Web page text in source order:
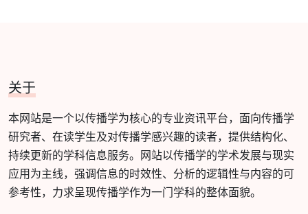
关于
本网站是一个以传播学为核心的专业资讯平台，面向传播学
研究者、在读学生及对传播学感兴趣的读者，提供结构化、
持续更新的学科信息服务。网站以传播学的学术发展与现实
应用为主线，强调信息的时效性、分析的逻辑性与内容的可
参考性，力求呈现传播学作为一门学科的整体面貌。